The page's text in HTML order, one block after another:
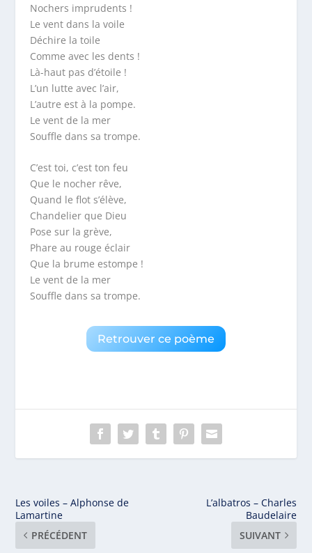
Nochers imprudents !
Le vent dans la voile
Déchire la toile
Comme avec les dents !
Là-haut pas d’étoile !
L’un lutte avec l’air,
L’autre est à la pompe.
Le vent de la mer
Souffle dans sa trompe.
C’est toi, c’est ton feu
Que le nocher rêve,
Quand le flot s’élève,
Chandelier que Dieu
Pose sur la grève,
Phare au rouge éclair
Que la brume estompe !
Le vent de la mer
Souffle dans sa trompe.
Retrouver ce poème
Les voiles – Alphonse de
Lamartine
PRÉCÉDENT
L’albatros – Charles
Baudelaire
SUIVANT